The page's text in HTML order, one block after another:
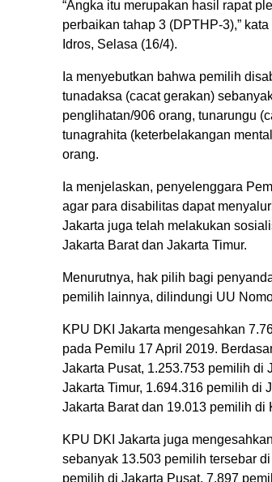
“Angka itu merupakan hasil rapat
perbaikan tahap 3 (DPTHP-3),”
Idros, Selasa (16/4).
Ia menyebutkan bahwa pemilih
tunadaksa (cacat gerakan)
penglihatan/906 orang, tunarungu
tunagrahita (keterbelakangan
orang.
Ia menjelaskan, penyelenggara
agar para disabilitas dapat
Jakarta juga telah melakukan
Jakarta Barat dan Jakarta Timur.
Menurutnya, hak pilih bagi
pemilih lainnya, dilindungi UU
KPU DKI Jakarta mengesahkan
pada Pemilu 17 April 2019.
Jakarta Pusat, 1.253.753 pemilih di
Jakarta Timur, 1.694.316 pemilih di
Jakarta Barat dan 19.013 pemilih di
KPU DKI Jakarta juga
sebanyak 13.503 pemilih tersebar
pemilih di Jakarta Pusat, 7.897